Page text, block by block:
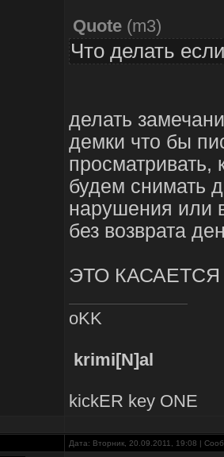
Quote(m3)
Что делать
делать
демки что бы
просматривать,
будем снимать
нарушения или
без возврата
ЭТО КАСАЕТСЯ
oKK
krimi[N]al
kickER key ONE
Дата: Вторник, 20.09.2011, 19:08 |